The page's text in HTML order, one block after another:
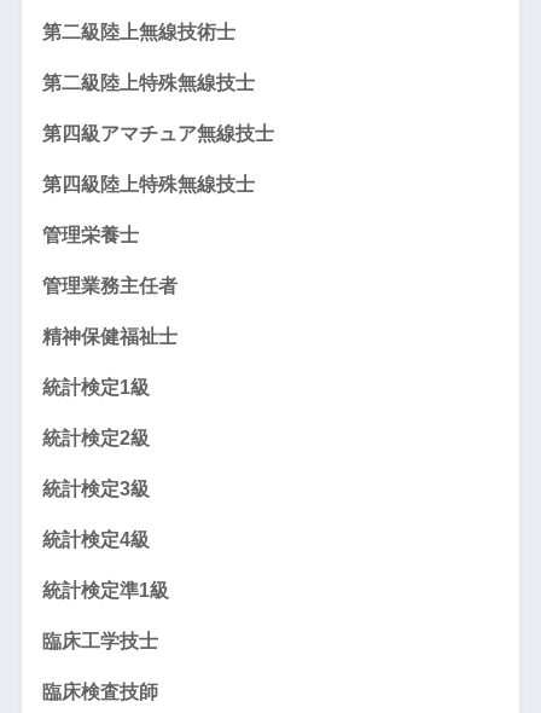
第二級陸上無線技術士
第二級陸上特殊無線技士
第四級アマチュア無線技士
第四級陸上特殊無線技士
管理栄養士
管理業務主任者
精神保健福祉士
統計検定1級
統計検定2級
統計検定3級
統計検定4級
統計検定準1級
臨床工学技士
臨床検査技師